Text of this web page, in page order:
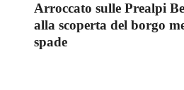
Arroccato sulle Prealpi
alla scoperta del borgo
spade